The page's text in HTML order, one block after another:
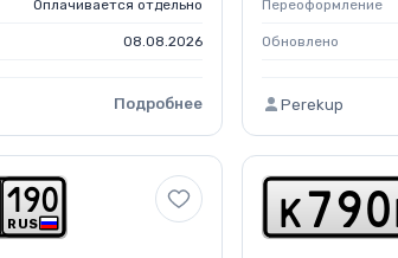
Оплачивается отдельно
08.08.2026
Подробнее
Переоформление
Обновлено
Perekup
RUS
1 90 k 7 9 0